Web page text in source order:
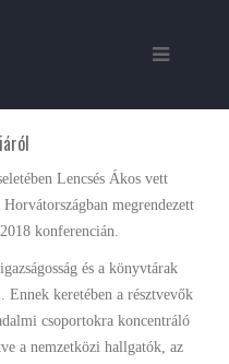
Lencsés Ákos vett
megrendezett
konferencián.
és a könyvtárak
keretében a résztvevők
csoportokra koncentráló
a nemzetközi hallgatók, az